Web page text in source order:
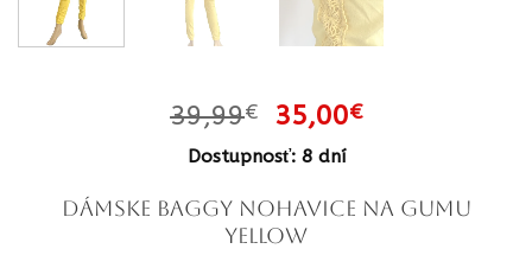
39,99€
Pôvodná
cena
bola:
39,99€.
35,00€Aktuálna
35,00€.
Dostupnosť: 8 dní
Dámske baggy nohavice na gumu
yellow